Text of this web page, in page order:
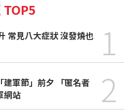
1
軍節」前夕 「匿名者
網站
2